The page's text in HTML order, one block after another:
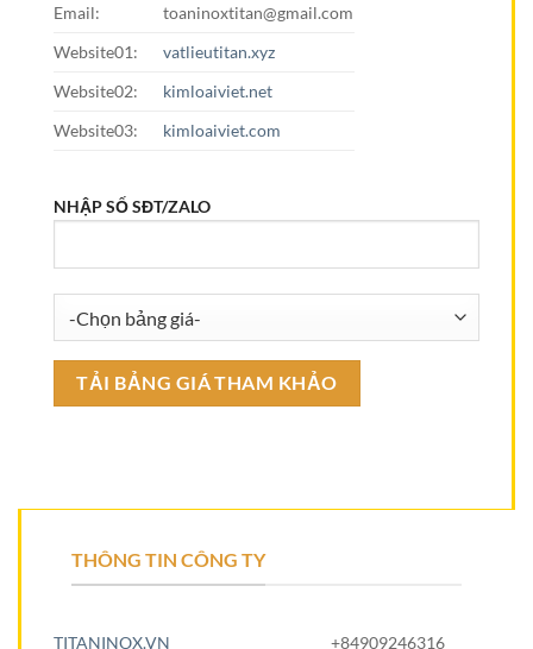
Email:
toaninoxtitan@gmail.com
Website01:
vatlieutitan.xyz
Website02:
kimloaiviet.net
Website03:
kimloaiviet.com
NHẬP SỐ SĐT/ZALO
THÔNG TIN CÔNG TY
TITANINOX.VN +84909246316